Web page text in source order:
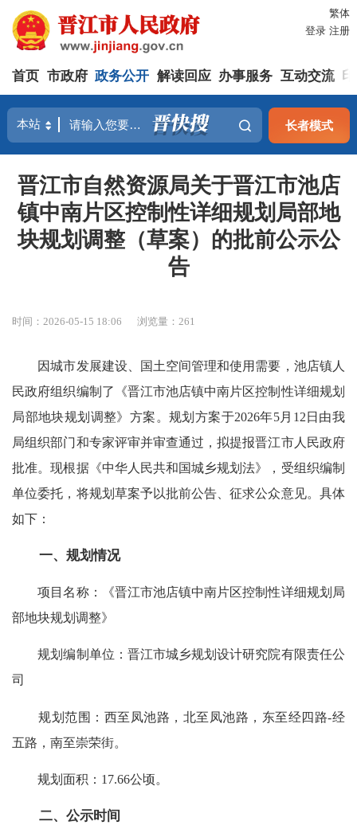
繁体
登录 注册
首页 市政府 政务公开 解读回应 办事服务 互动交流
长者模式
晋江市自然资源局关于晋江市池店
镇中南片区控制性详细规划局部地
块规划调整（草案）的批前公示公
告
时间：2026-05-15 18:06 浏览量：261
因城市发展建设、国土空间管理和使用需要，池店镇人
民政府组织编制了《晋江市池店镇中南片区控制性详细规划
局部地块规划调整》方案。规划方案于2026年5月12日由我
局组织部门和专家评审并审查通过，拟提报晋江市人民政府
批准。现根据《中华人民共和国城乡规划法》，受组织编制
单位委托，将规划草案予以批前公告、征求公众意见。具体
如下：
一、规划情况
项目名称：《晋江市池店镇中南片区控制性详细规划局
部地块规划调整》
规划编制单位：晋江市城乡规划设计研究院有限责任公
司
规划范围：西至凤池路，北至凤池路，东至经四路-经
五路，南至崇荣街。
规划面积：17.66公顷。
二、公示时间